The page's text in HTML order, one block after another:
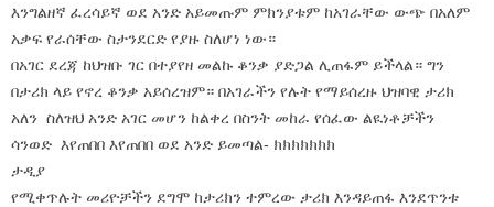
እንግልዘኛ ፈረሳይኛ ወደ አንድ አይመጡም ምክንያቱም ከአገራቸው ውጭ በአለም
አቃፍ የራሰቸው ስታንደርድ የያዙ ስለሆነ ነው።
በአገር ደረጃ ከህዝቡ ገር በተያየዘ መልኩ ቆንቃ ያድጋል ሊጠፋም ይችላል። ግን
በታሪክ ላይ የኖረ ቆንቃ አይሰረዝም። በአገራችን የሉት የማይሰረዙ ህዝባዊ ታሪክ
አለን ስለዝህ አንድ አገር መሆን ከልቀረ በስንት መከራ የሰፈው ልዪነቶቻችን
ሳንወድ እየጠበበ እየጠበበ ወደ አንድ ይመጣል- ክክክክክክክ
ታዲያ
የሚቀጥሉት መሪዮቻችን ደግሞ ከታሪክን ተምረው ታሪክ እንዳይጠፋ እንደጥንቱ